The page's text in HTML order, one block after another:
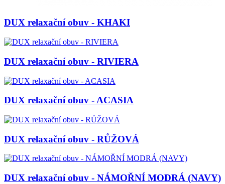
DUX relaxační obuv - KHAKI
DUX relaxační obuv - RIVIERA
DUX relaxační obuv - ACASIA
DUX relaxační obuv - RŮŽOVÁ
DUX relaxační obuv - NÁMOŘNÍ MODRÁ (NAVY)